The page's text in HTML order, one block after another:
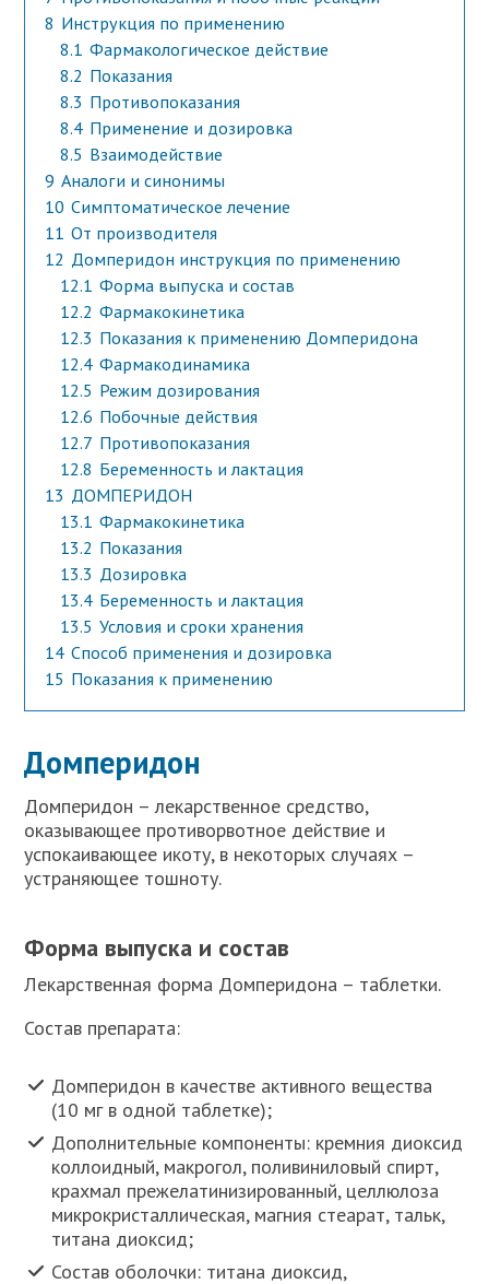
8 Инструкция по применению
8.1 Фармакологическое действие
8.2 Показания
8.3 Противопоказания
8.4 Применение и дозировка
8.5 Взаимодействие
9 Аналоги и синонимы
10 Симптоматическое лечение
11 От производителя
12 Домперидон инструкция по применению
12.1 Форма выпуска и состав
12.2 Фармакокинетика
12.3 Показания к применению Домперидона
12.4 Фармакодинамика
12.5 Режим дозирования
12.6 Побочные действия
12.7 Противопоказания
12.8 Беременность и лактация
13 ДОМПЕРИДОН
13.1 Фармакокинетика
13.2 Показания
13.3 Дозировка
13.4 Беременность и лактация
13.5 Условия и сроки хранения
14 Способ применения и дозировка
15 Показания к применению
Домперидон
Домперидон – лекарственное средство,
оказывающее противорвотное действие и
успокаивающее икоту, в некоторых случаях –
устраняющее тошноту.
Форма выпуска и состав
Лекарственная форма Домперидона – таблетки.
Состав препарата:
Домперидон в качестве активного вещества
(10 мг в одной таблетке);
Дополнительные компоненты: кремния диоксид
коллоидный, макрогол, поливиниловый спирт,
крахмал прежелатинизированный, целлюлоза
микрокристаллическая, магния стеарат, тальк,
титана диоксид;
Состав оболочки: титана диоксид,